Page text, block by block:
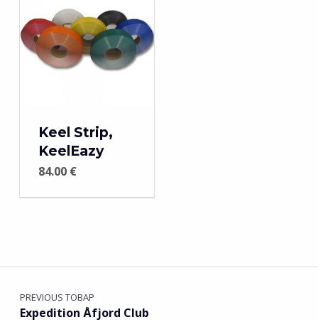
Keel Strip,
KeelEazy
84.00 €
Навигация по записям
PREVIOUS ТОВАР
Expedition Åfjord Club